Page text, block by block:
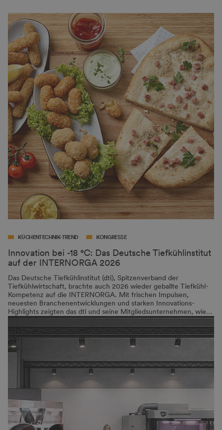
KÜCHENTECHNIK-TREND KONGRESSE
Innovation bei -18 °C: Das Deutsche Tiefkühlinstitut
auf der INTERNORGA 2026
Das Deutsche Tiefkühlinstitut (dti), Spitzenverband der
Tiefkühlwirtschaft, brachte auch 2026 wieder geballte Tiefkühl-
Kompetenz auf die INTERNORGA. Mit frischen Impulsen,
neuesten Branchenentwicklungen und starken Innovations-
Highlights zeigten das dti und seine Mitgliedsunternehmen, wie…